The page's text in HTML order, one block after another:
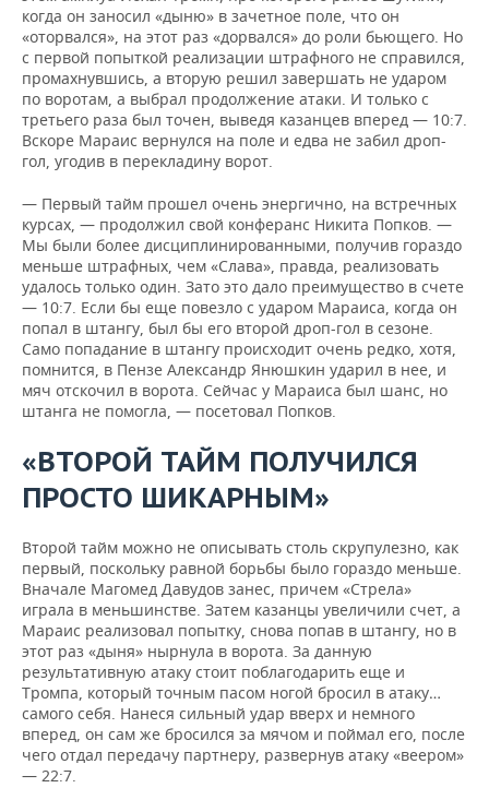
когда он заносил «дыню» в зачетное поле, что он
«оторвался», на этот раз «дорвался» до роли бьющего. Но
с первой попыткой реализации штрафного не справился,
промахнувшись, а вторую решил завершать не ударом
по воротам, а выбрал продолжение атаки. И только с
третьего раза был точен, выведя казанцев вперед — 10:7.
Вскоре Мараис вернулся на поле и едва не забил дроп-
гол, угодив в перекладину ворот.
— Первый тайм прошел очень энергично, на встречных
курсах, — продолжил свой конферанс Никита Попков. —
Мы были более дисциплинированными, получив гораздо
меньше штрафных, чем «Слава», правда, реализовать
удалось только один. Зато это дало преимущество в счете
— 10:7. Если бы еще повезло с ударом Мараиса, когда он
попал в штангу, был бы его второй дроп-гол в сезоне.
Само попадание в штангу происходит очень редко, хотя,
помнится, в Пензе Александр Янюшкин ударил в нее, и
мяч отскочил в ворота. Сейчас у Мараиса был шанс, но
штанга не помогла, — посетовал Попков.
«ВТОРОЙ ТАЙМ ПОЛУЧИЛСЯ
ПРОСТО ШИКАРНЫМ»
Второй тайм можно не описывать столь скрупулезно, как
первый, поскольку равной борьбы было гораздо меньше.
Вначале Магомед Давудов занес, причем «Стрела»
играла в меньшинстве. Затем казанцы увеличили счет, а
Мараис реализовал попытку, снова попав в штангу, но в
этот раз «дыня» нырнула в ворота. За данную
результативную атаку стоит поблагодарить еще и
Тромпа, который точным пасом ногой бросил в атаку…
самого себя. Нанеся сильный удар вверх и немного
вперед, он сам же бросился за мячом и поймал его, после
чего отдал передачу партнеру, развернув атаку «веером»
— 22:7.